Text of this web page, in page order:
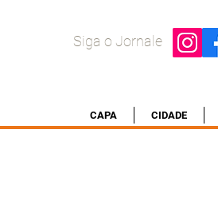
Siga o Jornale
CAPA CIDADE